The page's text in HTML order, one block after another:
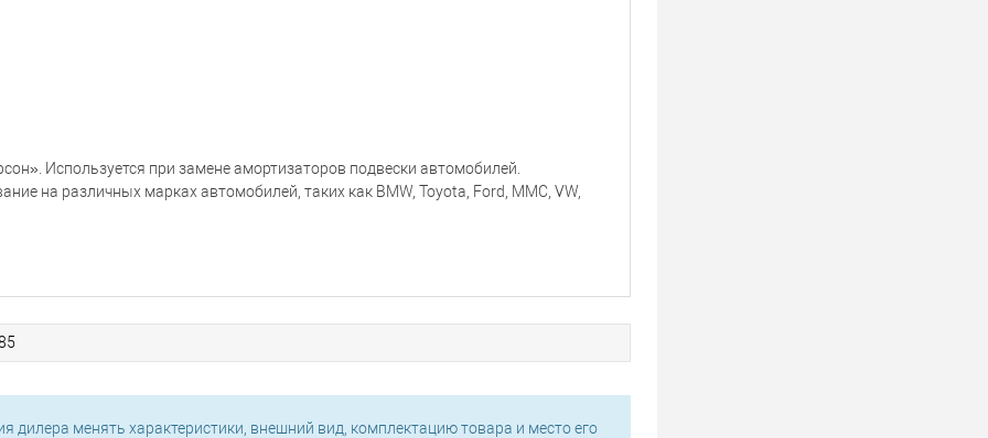
Используется при замене амортизаторов подвески автомобилей.
на различных марках автомобилей, таких как BMW, Toyota, Ford, MMC, VW,
дилера менять характеристики, внешний вид, комплектацию товара и место его